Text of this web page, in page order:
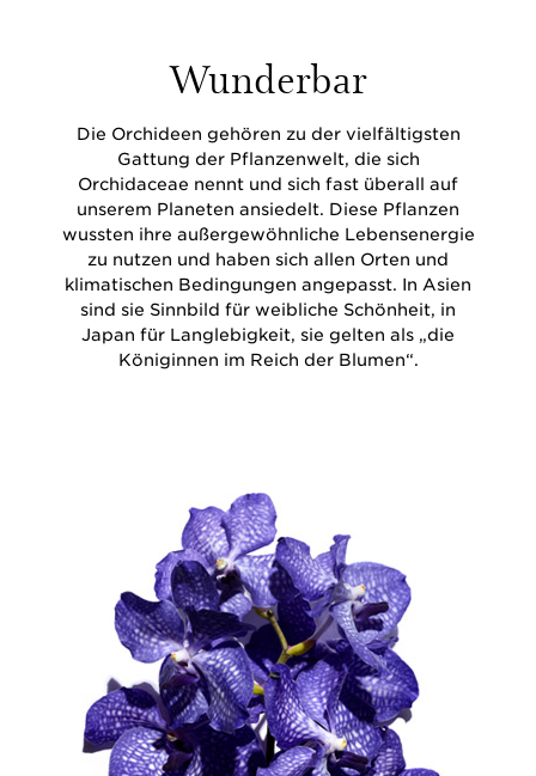
Wunderbar
Die Orchideen gehören zu der vielfältigsten
Gattung der Pflanzenwelt, die sich
Orchidaceae nennt und sich fast überall auf
unserem Planeten ansiedelt. Diese Pflanzen
wussten ihre außergewöhnliche Lebensenergie
zu nutzen und haben sich allen Orten und
klimatischen Bedingungen angepasst. In Asien
sind sie Sinnbild für weibliche Schönheit, in
Japan für Langlebigkeit, sie gelten als „die
Königinnen im Reich der Blumen“.